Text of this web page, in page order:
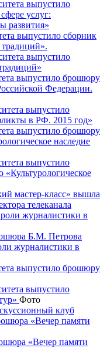
выпустило
услуг:
развития»
выпустило
выпустило
в РФ. 2015 год»
выпустило
Б.М. Петрова
журналистики в
выпустило
Фото
«Вечер памяти